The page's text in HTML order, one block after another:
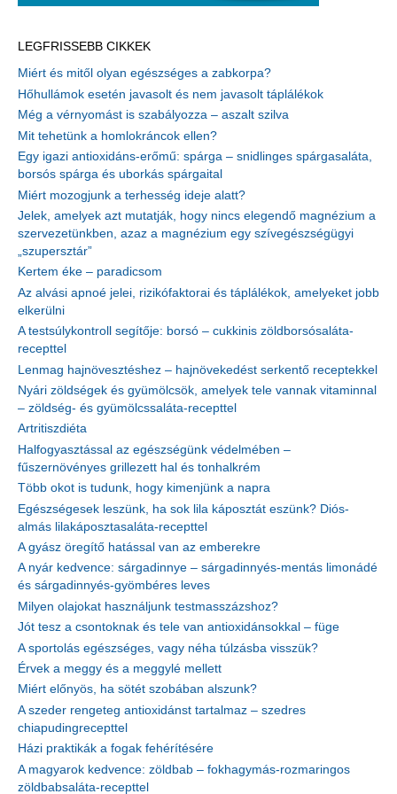
LEGFRISSEBB CIKKEK
Miért és mitől olyan egészséges a zabkorpa?
Hőhullámok esetén javasolt és nem javasolt táplálékok
Még a vérnyomást is szabályozza – aszalt szilva
Mit tehetünk a homlokráncok ellen?
Egy igazi antioxidáns-erőmű: spárga – snidlinges spárgasaláta,
borsós spárga és uborkás spárgaital
Miért mozogjunk a terhesség ideje alatt?
Jelek, amelyek azt mutatják, hogy nincs elegendő magnézium a
szervezetünkben, azaz a magnézium egy szívegészségügyi
„szupersztár”
Kertem éke – paradicsom
Az alvási apnoé jelei, rizikófaktorai és táplálékok, amelyeket jobb
elkerülni
A testsúlykontroll segítője: borsó – cukkinis zöldborsósaláta-
recepttel
Lenmag hajnövesztéshez – hajnövekedést serkentő receptekkel
Nyári zöldségek és gyümölcsök, amelyek tele vannak vitaminnal
– zöldség- és gyümölcssaláta-recepttel
Artritiszdiéta
Halfogyasztással az egészségünk védelmében –
fűszernövényes grillezett hal és tonhalkrém
Több okot is tudunk, hogy kimenjünk a napra
Egészségesek leszünk, ha sok lila káposztát eszünk? Diós-
almás lilakáposztasaláta-recepttel
A gyász öregítő hatással van az emberekre
A nyár kedvence: sárgadinnye – sárgadinnyés-mentás limonádé
és sárgadinnyés-gyömbéres leves
Milyen olajokat használjunk testmasszázshoz?
Jót tesz a csontoknak és tele van antioxidánsokkal – füge
A sportolás egészséges, vagy néha túlzásba visszük?
Érvek a meggy és a meggylé mellett
Miért előnyös, ha sötét szobában alszunk?
A szeder rengeteg antioxidánst tartalmaz – szedres
chiapudingrecepttel
Házi praktikák a fogak fehérítésére
A magyarok kedvence: zöldbab – fokhagymás-rozmaringos
zöldbabsaláta-recepttel